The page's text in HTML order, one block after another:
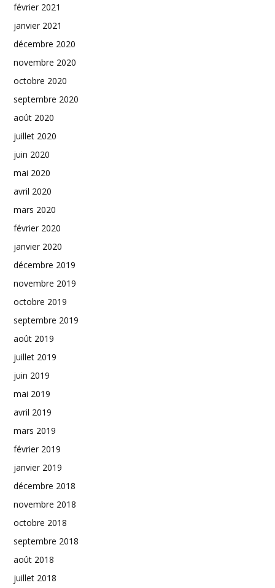
février 2021
janvier 2021
décembre 2020
novembre 2020
octobre 2020
septembre 2020
août 2020
juillet 2020
juin 2020
mai 2020
avril 2020
mars 2020
février 2020
janvier 2020
décembre 2019
novembre 2019
octobre 2019
septembre 2019
août 2019
juillet 2019
juin 2019
mai 2019
avril 2019
mars 2019
février 2019
janvier 2019
décembre 2018
novembre 2018
octobre 2018
septembre 2018
août 2018
juillet 2018